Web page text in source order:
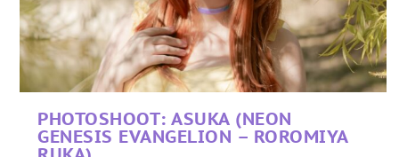
PHOTOSHOOT: ASUKA (NEON
GENESIS EVANGELION – ROROMIYA